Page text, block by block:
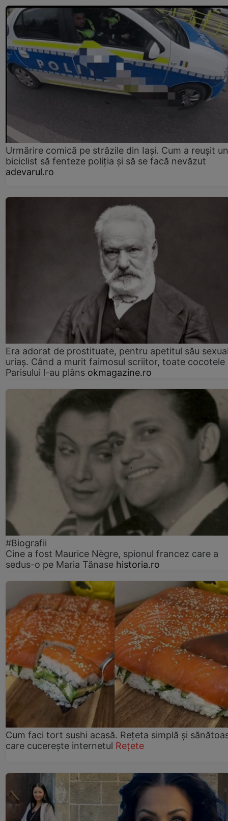
Urmărire comică pe străzile din Iași. Cum a reușit un
biciclist să fenteze poliția și să se facă nevăzut
adevarul.ro
Era adorat de prostituate, pentru apetitul său
uriaș. Când a murit faimosul scriitor, toate cocotele
Parisului l-au plâns okmagazine.ro
#Biografii
Cine a fost Maurice Nègre, spionul francez care a
sedus-o pe Maria Tănase historia.ro
Cum faci tort sushi acasă. Rețeta simplă și
care cucerește internetul Rețete